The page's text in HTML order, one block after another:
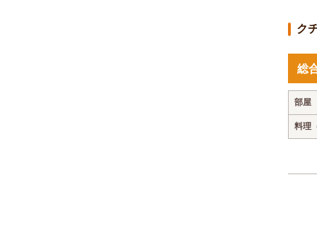
ク
総
部屋
料理